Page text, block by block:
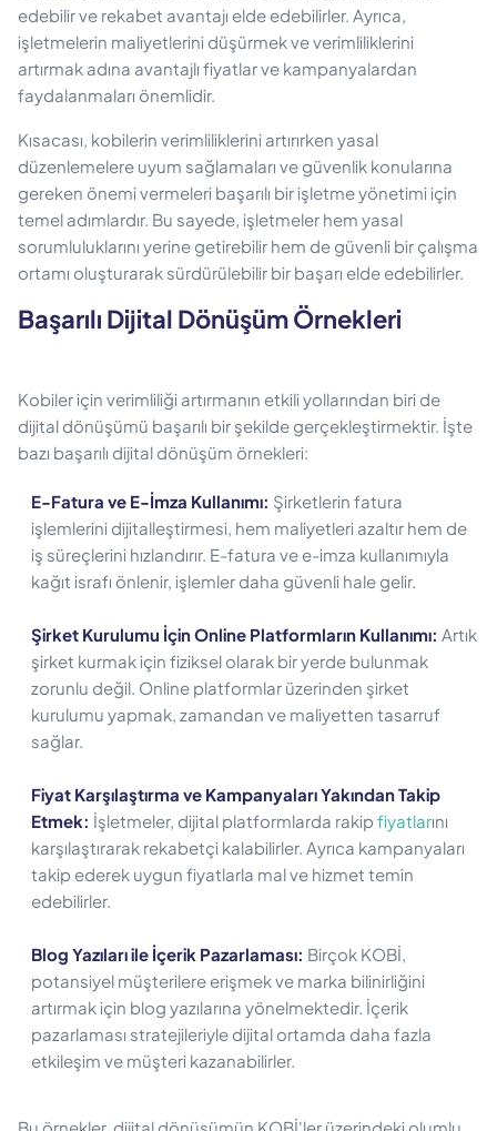
edebilir ve rekabet avantajı elde edebilirler. Ayrıca,
işletmelerin maliyetlerini düşürmek ve verimliliklerini
artırmak adına avantajlı fiyatlar ve kampanyalardan
faydalanmaları önemlidir.
Kısacası, kobilerin verimliliklerini artırırken yasal
düzenlemelere uyum sağlamaları ve güvenlik konularına
gereken önemi vermeleri başarılı bir işletme yönetimi için
temel adımlardır. Bu sayede, işletmeler hem yasal
sorumluluklarını yerine getirebilir hem de güvenli bir çalışma
ortamı oluşturarak sürdürülebilir bir başarı elde edebilirler.
Başarılı Dijital Dönüşüm Örnekleri
Kobiler için verimliliği artırmanın etkili yollarından biri de
dijital dönüşümü başarılı bir şekilde gerçekleştirmektir. İşte
bazı başarılı dijital dönüşüm örnekleri:
E-Fatura ve E-İmza Kullanımı: Şirketlerin fatura
işlemlerini dijitalleştirmesi, hem maliyetleri azaltır hem de
iş süreçlerini hızlandırır. E-fatura ve e-imza kullanımıyla
kağıt israfı önlenir, işlemler daha güvenli hale gelir.
Şirket Kurulumu İçin Online Platformların Kullanımı: Artık
şirket kurmak için fiziksel olarak bir yerde bulunmak
zorunlu değil. Online platformlar üzerinden şirket
kurulumu yapmak, zamandan ve maliyetten tasarruf
sağlar.
Fiyat Karşılaştırma ve Kampanyaları Yakından Takip
Etmek: İşletmeler, dijital platformlarda rakip fiyatlarını
karşılaştırarak rekabetçi kalabilirler. Ayrıca kampanyaları
takip ederek uygun fiyatlarla mal ve hizmet temin
edebilirler.
Blog Yazıları ile İçerik Pazarlaması: Birçok KOBİ,
potansiyel müşterilere erişmek ve marka bilinirliğini
artırmak için blog yazılarına yönelmektedir. İçerik
pazarlaması stratejileriyle dijital ortamda daha fazla
etkileşim ve müşteri kazanabilirler.